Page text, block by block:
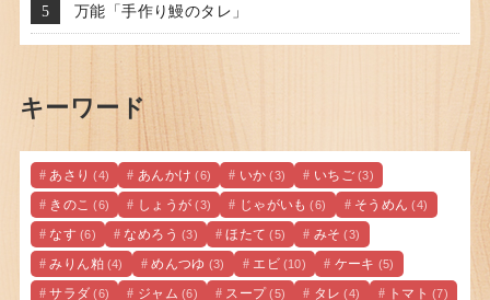
万能「手作り鰻のタレ」
キーワード
あさり (4) あんかけ (6) いか (3) いちご (3)
きのこ (6) しょうが (3) じゃがいも (6) そうめん (4)
なす (6) なめろう (3) ほたて (5) みそ (3)
みりん粕 (4) めんつゆ (3) エビ (10) ケーキ (5)
サラダ (6) ジャム (6) スープ (5) タレ (4) トマト (7)